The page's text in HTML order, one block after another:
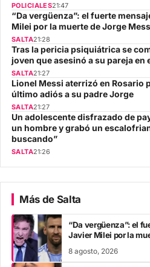
POLICIALES21:47
“Da vergüenza”: el fuerte
Milei por la muerte de Jorge
SALTA21:28
Tras la pericia psiquiátrica se
joven que asesinó a su pareja en
SALTA21:27
Lionel Messi aterrizó en Rosario
último adiós a su padre Jorge
SALTA21:27
Un adolescente disfrazado de
un hombre y grabó un
buscando”
SALTA21:26
Más de Salta
“Da vergüenza”: el
Javier Milei por la
8 agosto, 2026